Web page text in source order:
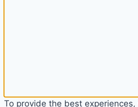
To provide the best